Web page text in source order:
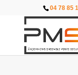
04 78 85